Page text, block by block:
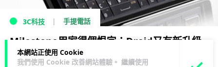
本網站正使用 Cookie
我們使用 Cookie 改善網站體驗。 繼續使用
3C科技 手提電話
Milestone用家得個恨字：Droid又有新升級
出現